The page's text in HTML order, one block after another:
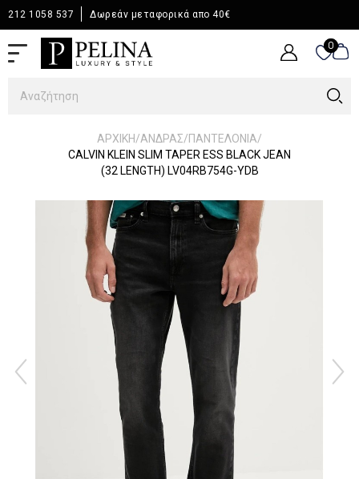
212 1058 537 Δωρεάν μεταφορικά απο 40€
0
0
ΑΡΧΙΚΉ/ΆΝΔΡΑΣ/ΠΑΝΤΕΛΟΝΙΑ/
CALVIN KLEIN SLIM TAPER ESS BLACK JEAN
(32 LENGTH) LV04RB754G-YDB